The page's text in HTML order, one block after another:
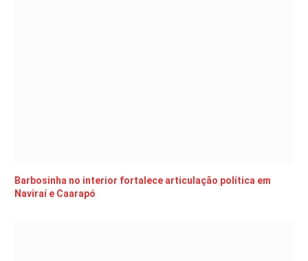
Barbosinha no interior fortalece articulação política em
Naviraí e Caarapó